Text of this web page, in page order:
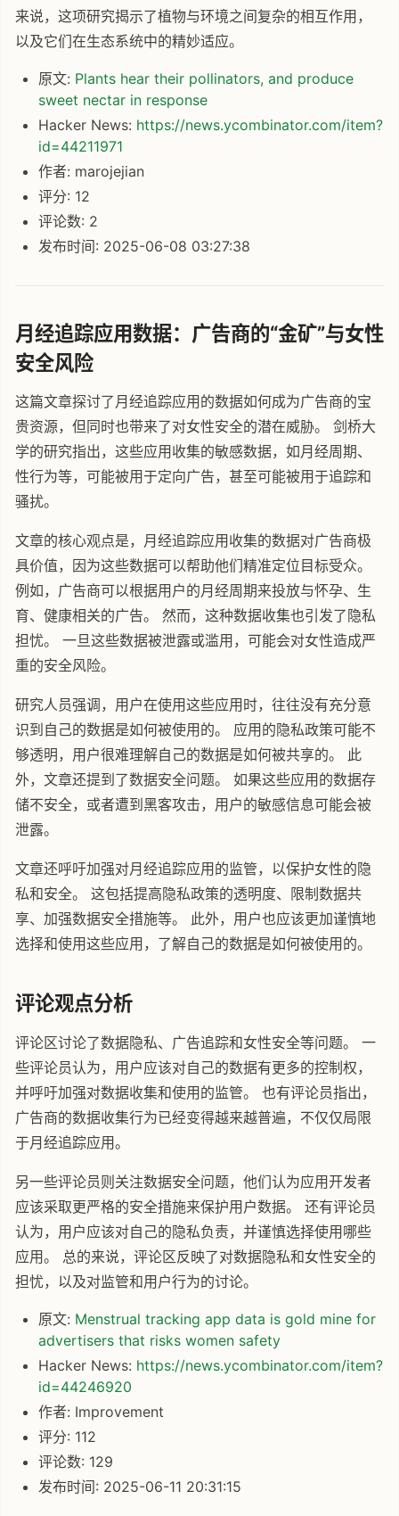
来说，这项研究揭示了植物与环境之间复杂的相互作用，
以及它们在生态系统中的精妙适应。
原文: Plants hear their pollinators, and produce
sweet nectar in response
Hacker News: https://news.ycombinator.com/item?
id=44211971
作者: marojejian
评分: 12
评论数: 2
发布时间: 2025-06-08 03:27:38
月经追踪应用数据：广告商的“金矿”与女性
安全风险
这篇文章探讨了月经追踪应用的数据如何成为广告商的宝
贵资源，但同时也带来了对女性安全的潜在威胁。 剑桥大
学的研究指出，这些应用收集的敏感数据，如月经周期、
性行为等，可能被用于定向广告，甚至可能被用于追踪和
骚扰。
文章的核心观点是，月经追踪应用收集的数据对广告商极
具价值，因为这些数据可以帮助他们精准定位目标受众。
例如，广告商可以根据用户的月经周期来投放与怀孕、生
育、健康相关的广告。 然而，这种数据收集也引发了隐私
担忧。 一旦这些数据被泄露或滥用，可能会对女性造成严
重的安全风险。
研究人员强调，用户在使用这些应用时，往往没有充分意
识到自己的数据是如何被使用的。 应用的隐私政策可能不
够透明，用户很难理解自己的数据是如何被共享的。 此
外，文章还提到了数据安全问题。 如果这些应用的数据存
储不安全，或者遭到黑客攻击，用户的敏感信息可能会被
泄露。
文章还呼吁加强对月经追踪应用的监管，以保护女性的隐
私和安全。 这包括提高隐私政策的透明度、限制数据共
享、加强数据安全措施等。 此外，用户也应该更加谨慎地
选择和使用这些应用，了解自己的数据是如何被使用的。
评论观点分析
评论区讨论了数据隐私、广告追踪和女性安全等问题。 一
些评论员认为，用户应该对自己的数据有更多的控制权，
并呼吁加强对数据收集和使用的监管。 也有评论员指出，
广告商的数据收集行为已经变得越来越普遍，不仅仅局限
于月经追踪应用。
另一些评论员则关注数据安全问题，他们认为应用开发者
应该采取更严格的安全措施来保护用户数据。 还有评论员
认为，用户应该对自己的隐私负责，并谨慎选择使用哪些
应用。 总的来说，评论区反映了对数据隐私和女性安全的
担忧，以及对监管和用户行为的讨论。
原文: Menstrual tracking app data is gold mine for
advertisers that risks women safety
Hacker News: https://news.ycombinator.com/item?
id=44246920
作者: Improvement
评分: 112
评论数: 129
发布时间: 2025-06-11 20:31:15